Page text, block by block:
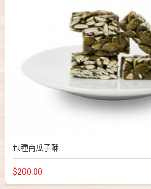
包種南瓜子酥
$200.00